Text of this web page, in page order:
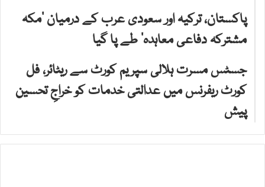
پاکستان، ترکیہ اور سعودی عرب کے درمیان ’مکہ
مشترکہ دفاعی معاہدہ‘ طے پا گیا
جسٹس مسرت ہلالی سپریم کورٹ سے ریٹائر، فل
کورٹ ریفرنس میں عدالتی خدمات کو خراجِ تحسین
پیش